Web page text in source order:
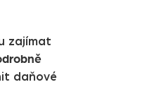
zajímat
daňové